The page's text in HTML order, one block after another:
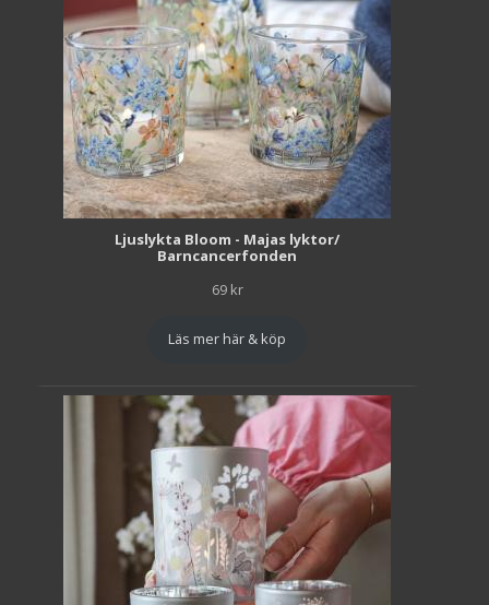
Ljuslykta Bloom - Majas lyktor/
Barncancerfonden
69 kr
Läs mer här & köp